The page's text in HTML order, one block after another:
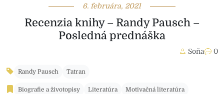
6. februára, 2021
Recenzia knihy – Randy Pausch –
Posledná prednáška
Soňa 0
Randy Pausch Tatran
Biografie a životopisy Literatúra
Motivačná literatúra